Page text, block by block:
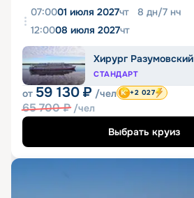
07:0001 июля 2027чт 8 дн/7 нч
12:0008 июля 2027чт
Хирург Разумовский
СТАНДАРТ
от 59 130 ₽ /чел
65 700₽ /чел
+2 027
Выбрать круиз